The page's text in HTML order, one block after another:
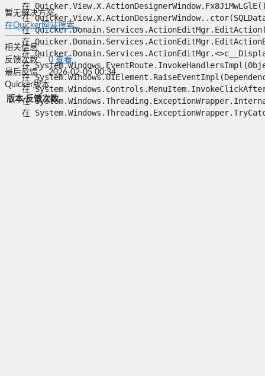
在
在
在
在
在
在
在
在
在
在
暂无解决方案。
在Quicker网站搜索...
相关信息
反馈次数：
0 查看
最后反馈：
2026-02-05 00:34
Quicker版本
版本 反馈次数